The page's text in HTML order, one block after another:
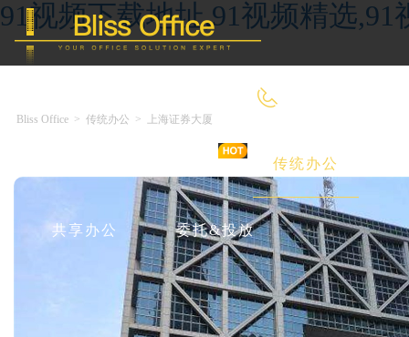
91视频下载地址,91视频精选
传统办公
共享办公 委托&投放
Bliss Office > 传统办公 > 上海证券大厦